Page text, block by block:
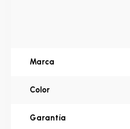
Marca
Color
Garantía